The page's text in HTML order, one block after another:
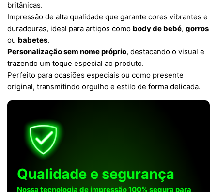
britânicas.
Impressão de alta qualidade que garante cores vibrantes e
duradouras, ideal para artigos como body de bebé, gorros
ou babetes.
Personalização sem nome próprio, destacando o visual e
trazendo um toque especial ao produto.
Perfeito para ocasiões especiais ou como presente
original, transmitindo orgulho e estilo de forma delicada.
Qualidade e segurança
Nossa tecnologia de impressão 100% segura para